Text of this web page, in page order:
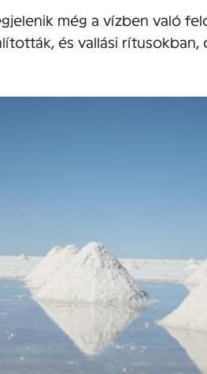
még a vízben való
és vallási rítusokban,